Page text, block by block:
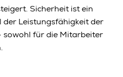
Sicherheit ist ein
der Leistungsfähigkeit der
sowohl für die Mitarbeiter